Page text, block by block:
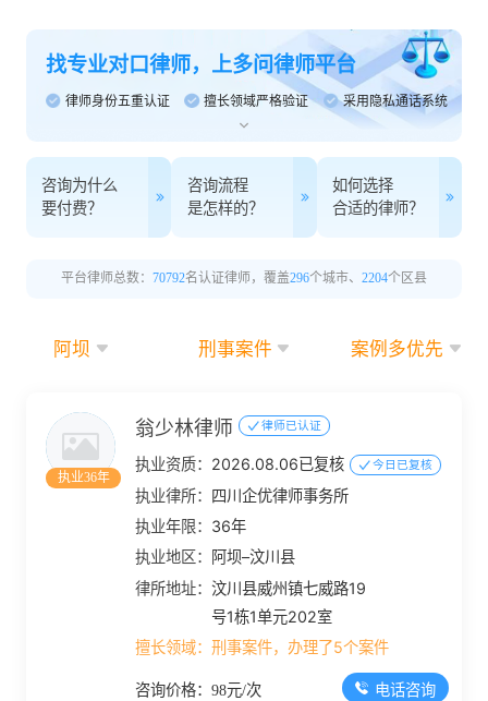
找专业对口律师，上多问律师平台
律师身份五重认证 擅长领域严格验证 采用隐私通话系统
咨询为什么
要付费？
咨询流程
是怎样的？
如何选择
合适的律师？
平台律师总数： 70792名认证律师，覆盖296个城市、 2204个区县
阿坝 刑事案件 案例多优先
执业36年
翁少林律师 律师已认证
执业资质： 2026.08.06已复核 今日已复核
执业律所： 四川企优律师事务所
执业年限： 36年
执业地区：
阿坝–汶川县
律所地址：汶川县威州镇七威路19
号1栋1单元202室
擅长领域：刑事案件，办理了5个案件
咨询价格：98元/次 电话咨询